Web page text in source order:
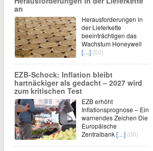
an
Herausforderungen in
der Lieferkette
beeinträchtigen das
Wachstum Honeywell
[…] (00)
EZB-Schock: Inflation bleibt
hartnäckiger als gedacht – 2027 wird
zum kritischen Test
EZB erhöht
Inflationsprognose – Ein
warnendes Zeichen Die
Europäische
Zentralbank[…] (00)